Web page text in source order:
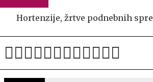
Hortenzije, žrtve podnebnih